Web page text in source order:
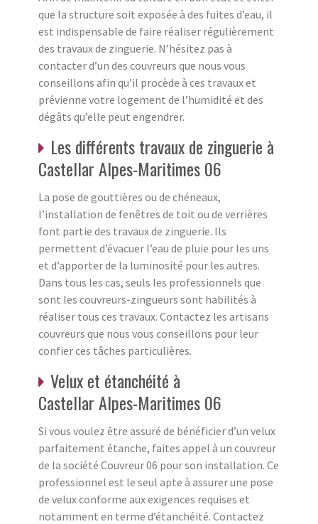
que la structure soit exposée à des fuites d’eau, il
est indispensable de faire réaliser régulièrement
des travaux de zinguerie. N’hésitez pas à
contacter d’un des couvreurs que nous vous
conseillons afin qu’il procède à ces travaux et
prévienne votre logement de l’humidité et des
dégâts qu’elle peut engendrer.
Les différents travaux de zinguerie à
Castellar Alpes-Maritimes 06
La pose de gouttières ou de chéneaux,
l’installation de fenêtres de toit ou de verrières
font partie des travaux de zinguerie. Ils
permettent d’évacuer l’eau de pluie pour les uns
et d’apporter de la luminosité pour les autres.
Dans tous les cas, seuls les professionnels que
sont les couvreurs-zingueurs sont habilités à
réaliser tous ces travaux. Contactez les artisans
couvreurs que nous vous conseillons pour leur
confier ces tâches particulières.
Velux et étanchéité à
Castellar Alpes-Maritimes 06
Si vous voulez être assuré de bénéficier d’un velux
parfaitement étanche, faites appel à un couvreur
de la société Couvreur 06 pour son installation. Ce
professionnel est le seul apte à assurer une pose
de velux conforme aux exigences requises et
notamment en terme d’étanchéité. Contactez